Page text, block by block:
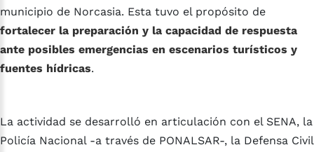
municipio de Norcasia. Esta tuvo el propósito de
fortalecer la preparación y la capacidad de respuesta
ante posibles emergencias en escenarios turísticos y
fuentes hídricas.
La actividad se desarrolló en articulación con el SENA, la
Policía Nacional -a través de PONALSAR-, la Defensa Civil